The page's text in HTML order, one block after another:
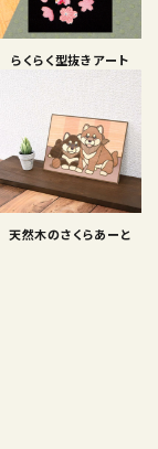
らくらく型抜きアート
天然木のさくらあーと